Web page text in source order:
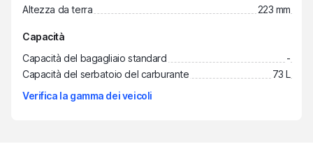
Altezza da terra
223 mm
Capacità
Capacità del bagagliaio standard
-
Capacità del serbatoio del carburante
73 L
Verifica la gamma dei veicoli